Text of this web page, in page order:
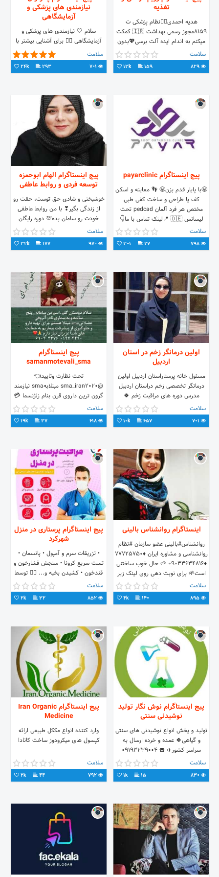
تغذیه
هدیه احمدی👩‍⚕️نظام پزشکی ت
۸۱۵۹مجوز رسمی بهداشت 🇮🇷 کمکت
میکنم به اندام ایده آلت برسی💖بدون
مصرف هیچ گونه قرص لاغری و دمنوش
🍏 بدون احساس گرسنگی و ضعف ♥️
سلامت
159
13k
نیازمندی های پزشکی و
آزمایشگاهی
سلام 🤍 نیازمندی های پزشکی و
آزمایشگاهی 👇🏻 برای آشنایی بیشتر با
ما، رو لینک زیر کلیک کن
www.pato1.ir
سلامت
293
24k
پیج اینستاگرام payarclinic
🤩با پایار قدم بزن🤩 👣 معاینه و اسکن
کف پا طراحی و‌ ساخت کفی طبی
مختص هر فرد آلمان pedcad تحت
لیسانس 🇩🇪 📍لینک تماس با ما👇
سلامت
27
301
پیج اینستاگرام الهام ابوحمزه
توسعه فردی و روابط عاطفی
خوشبختی و شادی حق توست، حقت رو
از زندگی بگیر❣ با من روابط عاطفی
خودت رو سامان بده💯 دوره رایگان
کاریزماشو
سلامت
177
32k
اولین درمانگر زخم در استان
اردبیل
مسئول خانه پرستاراستان اردبیل اولین
درمانگر تخصصی زخم دراستان اردبیل
مدرس دوره های مراقبت زخم 🍀
دستهای من مرهمی بر زخم های شما 🍀
سلامت
657
10k
پیج اینستاگرام
samanmotevali_sma
تحت نظارت وتایید👈
@sma_iran2020 مبتلابهsma نیازمند
گرون ترین داروی قرن بنام زلژنسما 💳
6104337601424490 💳
6063731110698488
IR680600440602510628986001شبا
سلامت
37
19k
اینستاگرام روانشناس بالینی
روانشناس#بالینی عضو سازمان #نظام
روانشناسی و مشاوره ایران ♦️۷۷۷۲۵۷۵۰
♦️۰۹۰۳۳۶۳۴۸۱۶ 🌱 حال خوب ساختنی
است🌱 برای نوبت دهی روی لینک زیر
بزنید👇👇
سلامت
140
4k
پیج اینستاگرام پرستاری در منزل
شهرکرد
• تزریقات سرم و آمپول • پانسمان •
تست سریع کرونا • سنجش فشارخون و
قندخون • کشیدن بخیه و... 👨‍⚕️ توسط
کارشناس پرستاری ☎️ 09215618573
(24 ساعته)
سلامت
32
2k
پیج اینستاگرام نوش نگار تولید
نوشیدنی سنتی
تولید و پخش انواع نوشیدنی های سنتی
و گیاهی🍀 عمده و خرده ارسال به
سراسر کشور✈️ ☎️ ۰۹۱۹۳۲۳۹۰۰۴
سلامت
15
1k
پیج اینستاگرام Iran Organic
Medicine
وارد کننده انواع مککل طبیعی ارائه
کپسول های میکرودوز ساخت کانادا
سلامت
44
2k